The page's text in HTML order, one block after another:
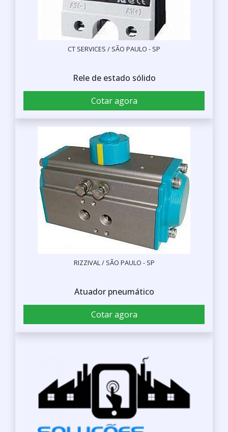
CT SERVICES / SÃO PAULO - SP
Rele de estado sólido
Cotar agora
RIZZIVAL / SÃO PAULO - SP
Atuador pneumático
Cotar agora